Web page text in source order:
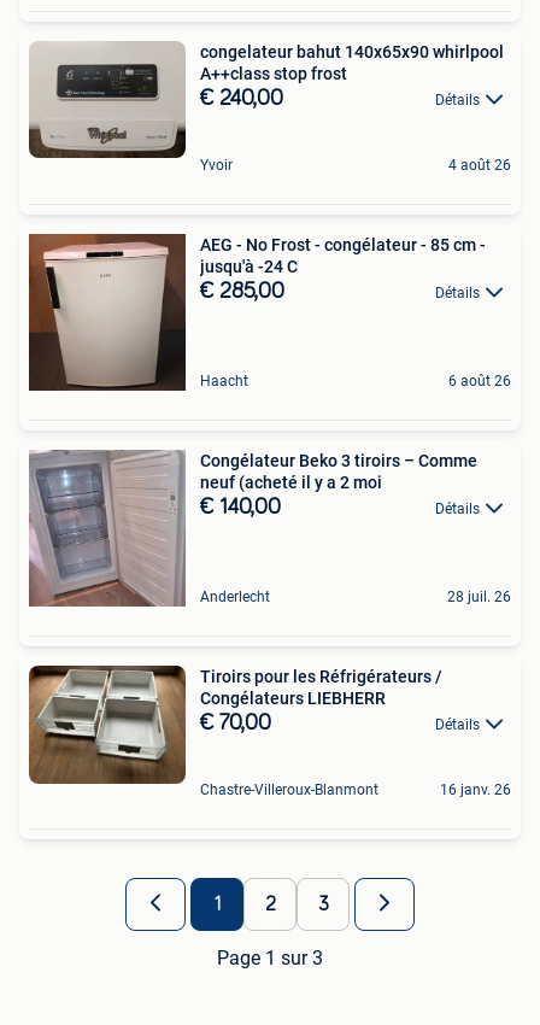
congelateur bahut 140x65x90 whirlpool
A++class stop frost
€ 240,00 Détails
Yvoir 4 août 26
AEG - No Frost - congélateur - 85 cm -
jusqu'à -24 C
€ 285,00 Détails
Haacht 6 août 26
Congélateur Beko 3 tiroirs – Comme
neuf (acheté il y a 2 moi
€ 140,00 Détails
Anderlecht 28 juil. 26
Tiroirs pour les Réfrigérateurs /
Congélateurs LIEBHERR
€ 70,00 Détails
Chastre-Villeroux-Blanmont 16 janv. 26
1 2 3
Page 1 sur 3